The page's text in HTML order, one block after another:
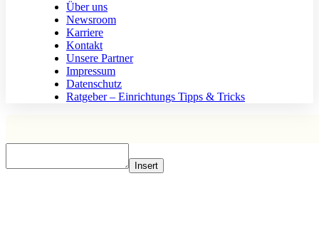
Über uns
Newsroom
Karriere
Kontakt
Unsere Partner
Impressum
Datenschutz
Ratgeber – Einrichtungs Tipps & Tricks
Insert